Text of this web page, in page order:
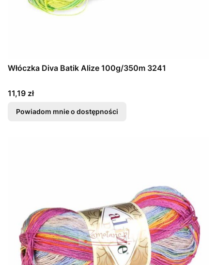
Włóczka Diva Batik Alize 100g/350m 3241
Cena
11,19 zł
Powiadom mnie o dostępności